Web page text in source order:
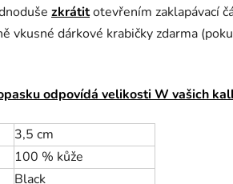
zkrátitotevřením zaklapávací
vkusné dárkové krabičky zdarma
odpovídá velikosti W vašich
3,5 cm
100 % kůže
Black